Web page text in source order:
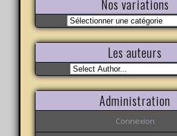
Nos variations
Nos
variations
Les auteurs
Administration
Connexion